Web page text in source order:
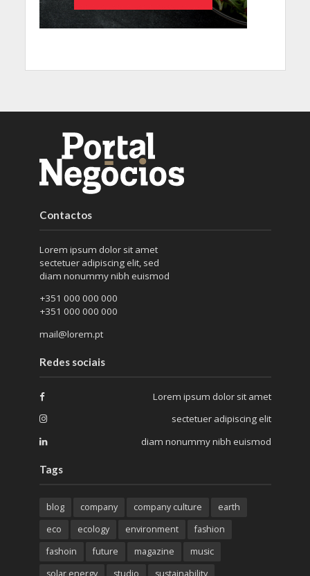
Contactos
Lorem ipsum dolor sit amet
sectetuer adipiscing elit, sed
diam nonummy nibh euismod
+351 000 000 000
+351 000 000 000
mail@lorem.pt
Redes sociais
Lorem ipsum dolor sit amet
sectetuer adipiscing elit
diam nonummy nibh euismod
Tags
blog company company culture
earth
eco
ecology environment
fashion
fashoin
future magazine
music
solar energy
studio sustainability